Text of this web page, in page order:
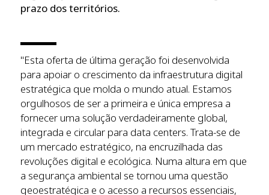
prazo dos territórios.
"Esta oferta de última geração foi desenvolvida
para apoiar o crescimento da infraestrutura digital
estratégica que molda o mundo atual. Estamos
orgulhosos de ser a primeira e única empresa a
fornecer uma solução verdadeiramente global,
integrada e circular para data centers. Trata-se de
um mercado estratégico, na encruzilhada das
revoluções digital e ecológica. Numa altura em que
a segurança ambiental se tornou uma questão
geoestratégica e o acesso a recursos essenciais,